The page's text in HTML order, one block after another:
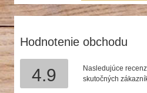
Hodnotenie obchodu
4.9
Nasledujúce
skutočných